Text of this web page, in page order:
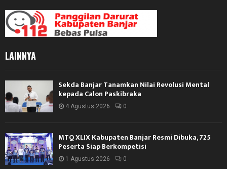
LAINNYA
Sekda Banjar Tanamkan Nilai Revolusi Mental
kepada Calon Paskibraka
4 Agustus 2026 0
MTQ XLIX Kabupaten Banjar Resmi Dibuka, 725
Peserta Siap Berkompetisi
1 Agustus 2026 0